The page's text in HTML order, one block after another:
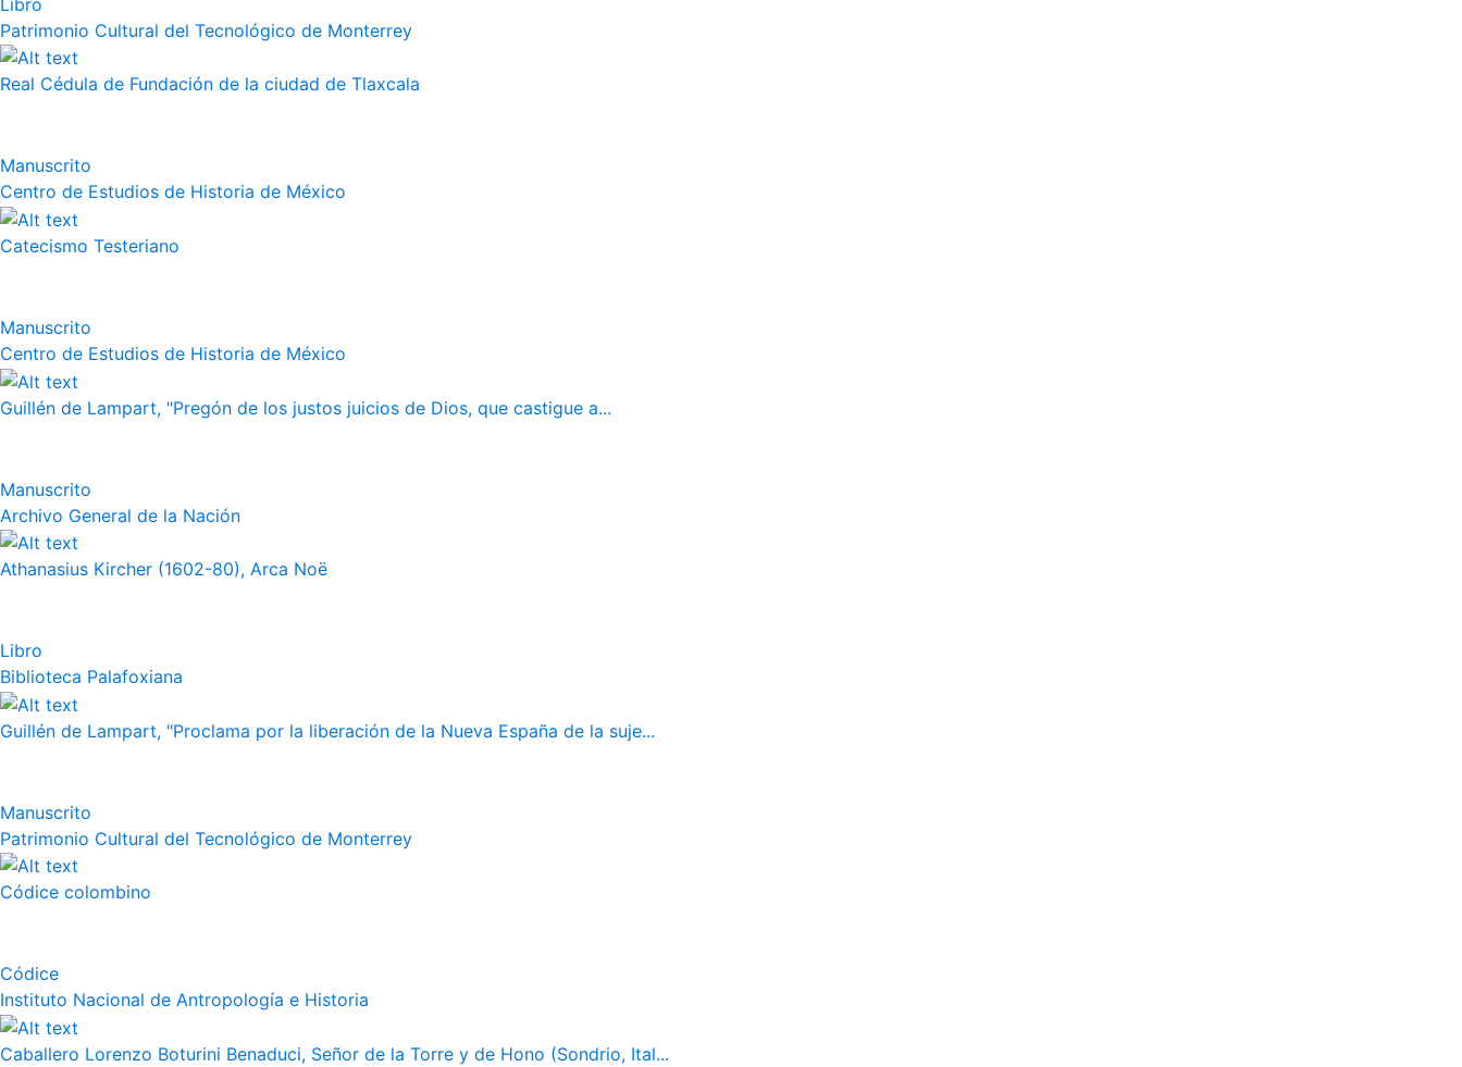
Patrimonio Cultural del Tecnológico de Monterrey
Real Cédula de Fundación de la ciudad de Tlaxcala
Manuscrito
Centro de Estudios de Historia de México
Catecismo Testeriano
Manuscrito
Centro de Estudios de Historia de México
Guillén de Lampart, "Pregón de los justos juicios de Dios, que castigue a...
Manuscrito
Archivo General de la Nación
Athanasius Kircher (1602-80), Arca Noë
Libro
Biblioteca Palafoxiana
Guillén de Lampart, "Proclama por la liberación de la Nueva España de la suje...
Manuscrito
Patrimonio Cultural del Tecnológico de Monterrey
Códice colombino
Códice
Instituto Nacional de Antropología e Historia
Caballero Lorenzo Boturini Benaduci, Señor de la Torre y de Hono (Sondrio, Ital...